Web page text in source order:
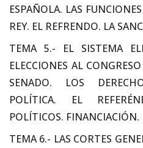
ESPAÑOLA. LAS
REY. EL REFRENDO. LA
TEMA 5.- EL SISTEMA
ELECCIONES AL
SENADO. LOS
POLÍTICA. EL
POLÍTICOS. FINANCIACIÓN.
TEMA 6.- LAS CORTES